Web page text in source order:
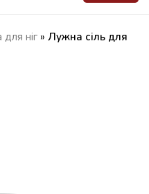
ніг » Лужна сіль для